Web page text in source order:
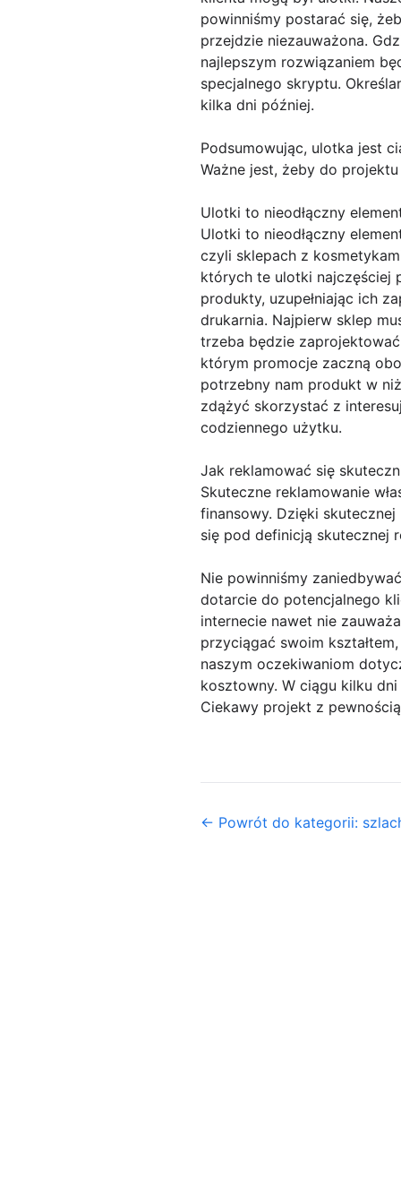
powinniśmy postarać się,
przejdzie niezauważona.
najlepszym rozwiązaniem
specjalnego skryptu.
kilka dni później.
Podsumowując, ulotka jest
Ważne jest, żeby do
Ulotki to nieodłączny
Ulotki to nieodłączny
czyli sklepach z
których te ulotki najczęściej
produkty, uzupełniając ich
drukarnia. Najpierw sklep
trzeba będzie
którym promocje zaczną
potrzebny nam produkt w
zdążyć skorzystać z
codziennego użytku.
Jak reklamować się
Skuteczne reklamowanie
finansowy. Dzięki
się pod definicją skutecznej
Nie powinniśmy
dotarcie do potencjalnego
internecie nawet nie
przyciągać swoim
naszym oczekiwaniom
kosztowny. W ciągu kilku
Ciekawy projekt z
← Powrót do kategorii: